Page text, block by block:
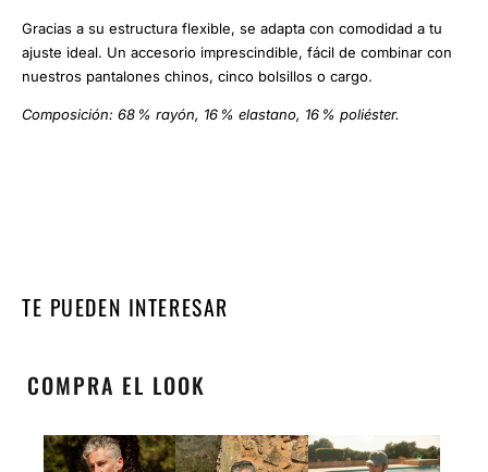
Gracias a su estructura flexible, se adapta con comodidad a tu
ajuste ideal. Un accesorio imprescindible, fácil de combinar con
nuestros pantalones chinos, cinco bolsillos o cargo.
Composición: 68 % rayón, 16 % elastano, 16 % poliéster.
TE PUEDEN INTERESAR
COMPRA EL LOOK